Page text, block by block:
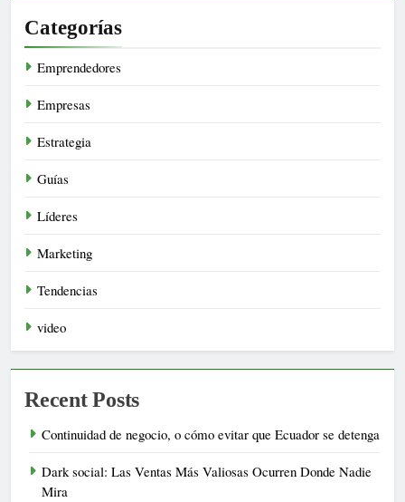
Categorías
Emprendedores
Empresas
Estrategia
Guías
Líderes
Marketing
Tendencias
video
Recent Posts
Continuidad de negocio, o cómo evitar que Ecuador se detenga
Dark social: Las Ventas Más Valiosas Ocurren Donde Nadie
Mira